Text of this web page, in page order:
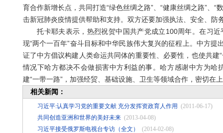
育合作新增长点，共同打造“绿色丝绸之路”、“健康丝绸之路”、
击新冠肺炎疫情提供帮助和支持。双方还要加强执法、安全、防
托卡耶夫表示，热烈祝贺中国共产党成立100周年。在习近
现“两个一百年”奋斗目标和中华民族伟大复兴的征程上。中方
证了中方倡议构建人类命运共同体的重要性、必要性，也使共
情况下哈方都决不会做损害中方利益的事。哈方感谢中方为
建“一带一路”，加强经贸、基础设施、卫生等领域合作，密切在
相关新闻：
习近平:认真学习党的重要文献 充分发挥资政育人作用 (2011-06-17)
共同创造亚洲和世界的美好未来 (2013-04-08)
习近平接受俄罗斯电视台专访（全文）
(2014-02-08)